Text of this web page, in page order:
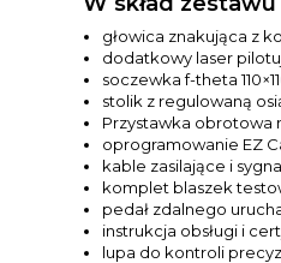
głowica znakująca z
dodatkowy laser
soczewka f-theta
stolik z regulowaną
Przystawka obrotowa
oprogramowanie EZ
kable zasilające i
komplet blaszek
pedał zdalnego
instrukcja obsługi i
lupa do kontroli